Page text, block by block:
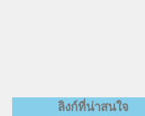
ลิงก์ที่น่าสนใจ